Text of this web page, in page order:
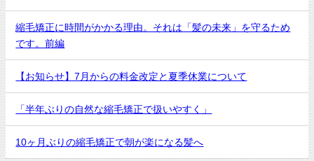
縮毛矯正に時間がかかる理由。それは「髪の未来」を守るため
です。前編
【お知らせ】7月からの料金改定と夏季休業について
「半年ぶりの自然な縮毛矯正で扱いやすく」
10ヶ月ぶりの縮毛矯正で朝が楽になる髪へ